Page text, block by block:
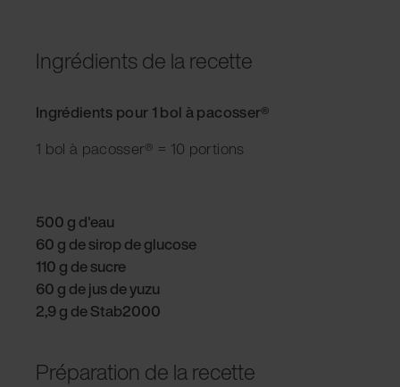
Ingrédients de la recette
Ingrédients pour 1 bol à pacosser®
1 bol à pacosser® = 10 portions
500 g d'eau
60 g de sirop de glucose
110 g de sucre
60 g de jus de yuzu
2,9 g de Stab2000
Préparation de la recette